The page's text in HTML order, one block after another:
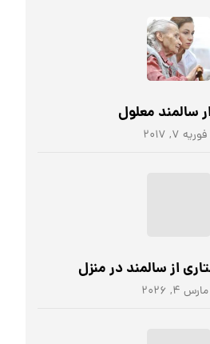
سالمند معلول
فوریه ۷, ۲۰۱۷
از سالمند در منزل
مارس ۴, ۲۰۲۶